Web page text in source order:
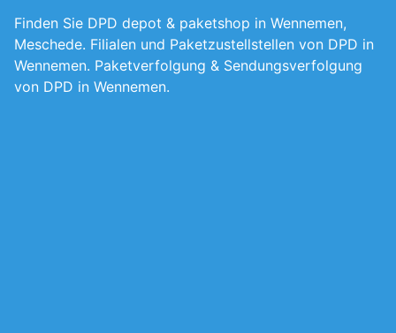
Finden Sie DPD depot & paketshop in Wennemen,
Meschede. Filialen und Paketzustellstellen von DPD in
Wennemen. Paketverfolgung & Sendungsverfolgung
von DPD in Wennemen.